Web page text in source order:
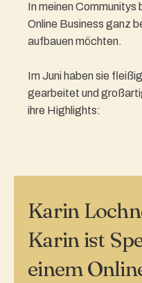
In meinen Communitys
Online Business ganz
aufbauen möchten.
Im Juni haben sie
gearbeitet und
ihre Highlights:
Karin
Karin ist
einem